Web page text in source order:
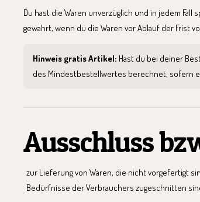
Du hast die Waren unverzüglich und in jedem
gewahrt, wenn du die Waren vor Ablauf der Frist
Hinweis gratis Artikel: Hast du bei deiner
des Mindestbestellwertes berechnet, sofern
Ausschluss
zur Lieferung von Waren, die nicht vorgefertigt
Bedürfnisse der Verbrauchers zugeschnitten